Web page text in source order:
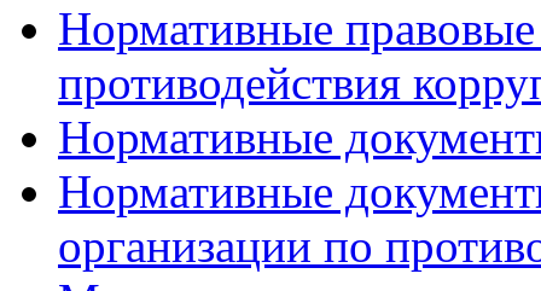
Нормативные
противодействия
Нормативные
Нормативные
организации по